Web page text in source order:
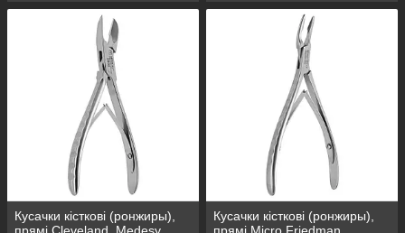
Кусачки кісткові (ронжиры),
Кусачки кісткові (ронжиры),